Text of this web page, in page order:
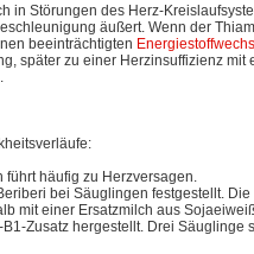
in Störungen des Herz-
äußert. Wenn der
beeinträchtigten
später zu einer Herzinsuffizienz mit
häufig zu Herzversagen.
bei Säuglingen festgestellt.
mit einer Ersatzmilch aus
Zusatz hergestellt. Drei Säuglinge